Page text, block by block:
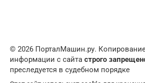
© 2026 ПорталМашин.ру.
информации с сайта строго
преследуется в судебном порядке